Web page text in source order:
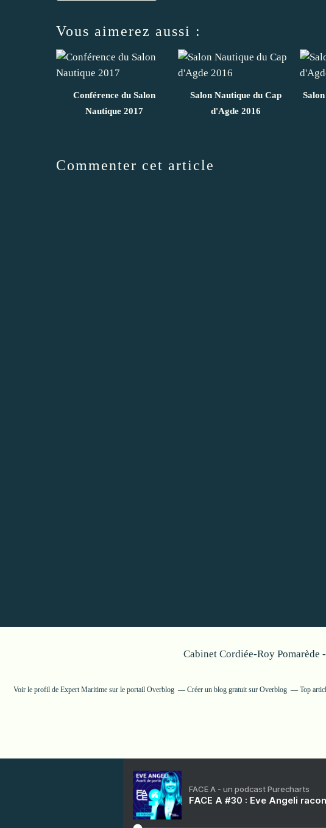
Vous aimerez aussi :
Conférence du Salon
Nautique 2017
Salon Nautique du Cap
d'Agde 2016
Commenter cet article
Cabinet Cordiée-Roy
Voir le profil de Expert Maritime sur le portail Overblog Créer un blog gratuit sur Overblog Top
FACE A - un podcast Purecharts
FACE A #30 : Eve Angeli